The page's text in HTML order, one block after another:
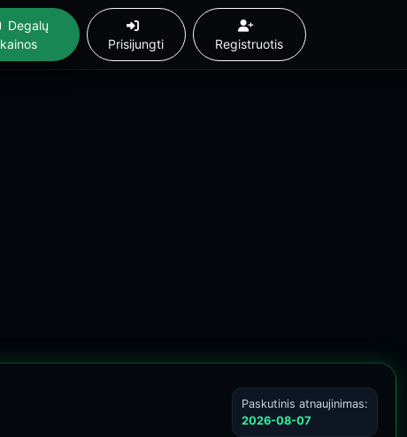
Degalų
kainos
Prisijungti Registruotis
Paskutinis atnaujinimas:
2026-08-07